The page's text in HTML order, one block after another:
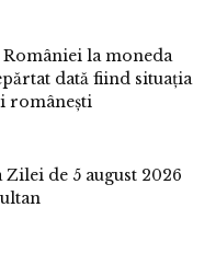
la moneda
dată fiind situația
românești
de 5 august 2026